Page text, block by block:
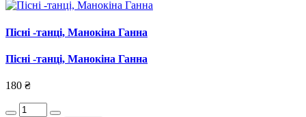
Пісні -танці, Манокіна Ганна
Пісні -танці, Манокіна Ганна
180 ₴